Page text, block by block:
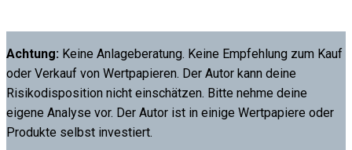
Achtung: Keine Anlageberatung. Keine Empfehlung zum Kauf
oder Verkauf von Wertpapieren. Der Autor kann deine
Risikodisposition nicht einschätzen. Bitte nehme deine
eigene Analyse vor. Der Autor ist in einige Wertpapiere oder
Produkte selbst investiert.